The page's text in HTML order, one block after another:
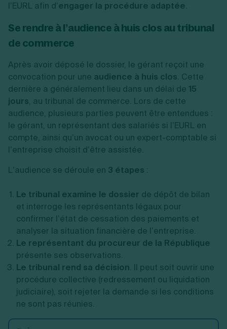
l’EURL afin d’engager la procédure adaptée.
Se rendre à l’audience à huis clos au tribunal
de commerce
Après avoir déposé le dossier, le gérant reçoit une
convocation pour une audience à huis clos. Cette
dernière a généralement lieu dans un délai de 15
jours, au tribunal de commerce. Lors de cette
audience, plusieurs parties peuvent être entendues :
le gérant, un représentant des salariés si l’EURL en
compte, ainsi qu’un avocat ou un expert-comptable si
l’entreprise choisit d’être assistée.
L’audience se déroule en 3 étapes :
Le tribunal examine le dossier de dépôt de bilan
et interroge les représentants légaux pour
confirmer l’état de cessation des paiements et
analyser la situation financière de l’entreprise.
Le représentant du procureur de la République
présente ses observations.
Le tribunal rend sa décision. Il peut soit ouvrir une
procédure collective (redressement ou liquidation
judiciaire), soit rejeter la demande si les conditions
ne sont pas réunies.